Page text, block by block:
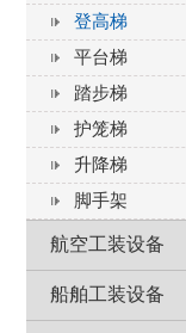
登高梯
平台梯
踏步梯
护笼梯
升降梯
脚手架
航空工装设备
船舶工装设备